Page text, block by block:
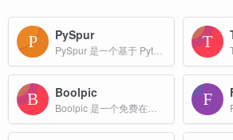
PySpur
Boolpic